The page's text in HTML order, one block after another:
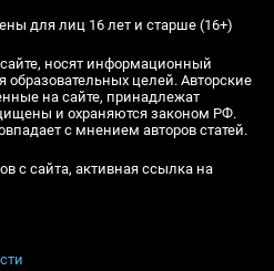
для лиц 16 лет и старше (16+)
носят информационный
образовательных целей. Авторские
на сайте, принадлежат
и охраняются законом РФ.
с мнением авторов статей.
с сайта, активная ссылка на